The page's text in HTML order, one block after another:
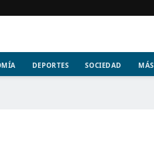
DEPORTES SOCIEDAD MÁS